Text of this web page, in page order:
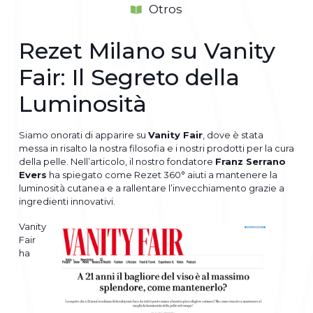
Otros
Rezet Milano su Vanity
Fair: Il Segreto della
Luminosità
Siamo onorati di apparire su Vanity Fair, dove è stata
messa in risalto la nostra filosofia e i nostri prodotti per la cura
della pelle. Nell’articolo, il nostro fondatore Franz Serrano
Evers ha spiegato come Rezet 360° aiuti a mantenere la
luminosità cutanea e a rallentare l’invecchiamento grazie a
ingredienti innovativi.
Vanity
Fair
ha